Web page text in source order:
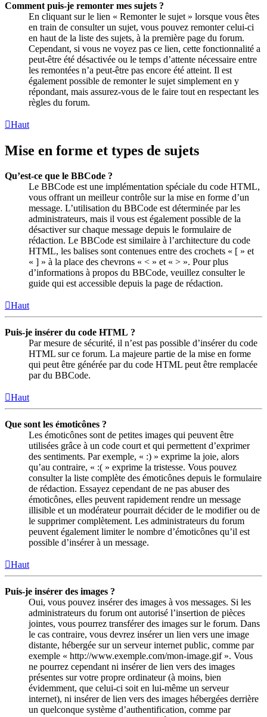
Comment puis-je remonter mes sujets ?
En cliquant sur le lien « Remonter le sujet » lorsque vous êtes
en train de consulter un sujet, vous pouvez remonter celui-ci
en haut de la liste des sujets, à la première page du forum.
Cependant, si vous ne voyez pas ce lien, cette fonctionnalité a
peut-être été désactivée ou le temps d’attente nécessaire entre
les remontées n’a peut-être pas encore été atteint. Il est
également possible de remonter le sujet simplement en y
répondant, mais assurez-vous de le faire tout en respectant les
règles du forum.
Haut
Mise en forme et types de sujets
Qu’est-ce que le BBCode ?
Le BBCode est une implémentation spéciale du code HTML,
vous offrant un meilleur contrôle sur la mise en forme d’un
message. L’utilisation du BBCode est déterminée par les
administrateurs, mais il vous est également possible de la
désactiver sur chaque message depuis le formulaire de
rédaction. Le BBCode est similaire à l’architecture du code
HTML, les balises sont contenues entre des crochets « [ » et
« ] » à la place des chevrons « < » et « > ». Pour plus
d’informations à propos du BBCode, veuillez consulter le
guide qui est accessible depuis la page de rédaction.
Haut
Puis-je insérer du code HTML ?
Par mesure de sécurité, il n’est pas possible d’insérer du code
HTML sur ce forum. La majeure partie de la mise en forme
qui peut être générée par du code HTML peut être remplacée
par du BBCode.
Haut
Que sont les émoticônes ?
Les émoticônes sont de petites images qui peuvent être
utilisées grâce à un code court et qui permettent d’exprimer
des sentiments. Par exemple, « :) » exprime la joie, alors
qu’au contraire, « :( » exprime la tristesse. Vous pouvez
consulter la liste complète des émoticônes depuis le formulaire
de rédaction. Essayez cependant de ne pas abuser des
émoticônes, elles peuvent rapidement rendre un message
illisible et un modérateur pourrait décider de le modifier ou de
le supprimer complètement. Les administrateurs du forum
peuvent également limiter le nombre d’émoticônes qu’il est
possible d’insérer à un message.
Haut
Puis-je insérer des images ?
Oui, vous pouvez insérer des images à vos messages. Si les
administrateurs du forum ont autorisé l’insertion de pièces
jointes, vous pourrez transférer des images sur le forum. Dans
le cas contraire, vous devrez insérer un lien vers une image
distante, hébergée sur un serveur internet public, comme par
exemple « http://www.exemple.com/mon-image.gif ». Vous
ne pourrez cependant ni insérer de lien vers des images
présentes sur votre propre ordinateur (à moins, bien
évidemment, que celui-ci soit en lui-même un serveur
internet), ni insérer de lien vers des images hébergées derrière
un quelconque système d’authentification, comme par